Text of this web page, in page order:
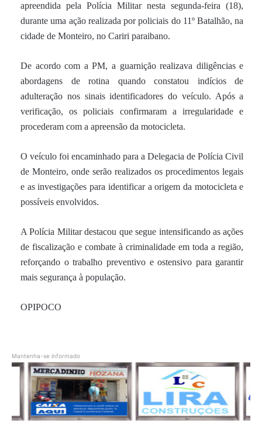
apreendida pela Polícia Militar nesta segunda-feira (18),
durante uma ação realizada por policiais do 11º Batalhão, na
cidade de Monteiro, no Cariri paraibano.
De acordo com a PM, a guarnição realizava diligências e
abordagens de rotina quando constatou indícios de
adulteração nos sinais identificadores do veículo. Após a
verificação, os policiais confirmaram a irregularidade e
procederam com a apreensão da motocicleta.
O veículo foi encaminhado para a Delegacia de Polícia Civil
de Monteiro, onde serão realizados os procedimentos legais
e as investigações para identificar a origem da motocicleta e
possíveis envolvidos.
A Polícia Militar destacou que segue intensificando as ações
de fiscalização e combate à criminalidade em toda a região,
reforçando o trabalho preventivo e ostensivo para garantir
mais segurança à população.
OPIPOCO
Mantenha-se informado